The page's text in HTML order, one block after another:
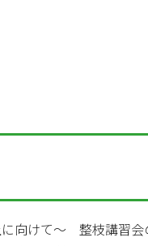
向けて～ 整枝講習会